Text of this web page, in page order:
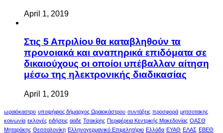
April 1, 2019
Στις 5 Απριλίου θα καταβληθούν τα
προνοιακά και αναπηρικά επιδόματα σε
δικαιούχους οι οποίοι υπέβαλλαν αίτηση
μέσω της ηλεκτρονικής διαδικασίας
April 1, 2019
ωραιόκαστρο υποψήφιος δήμαρχος Ωραιοκάστρου συντάξεις προσφορά μητσοτακης
κοινωνία εκλογές ειδήσεις ααδε Τσακίρης Περιφέρεια Κεντρικής Μακεδονίας ΟΑΣΘ
Μηταράκης Θεσσαλονίκη Ελληνογερμανικό Επιμελητήριο Ελλάδα ΕΥΑΘ ΕΛΑΣ ΕΒΕΘ